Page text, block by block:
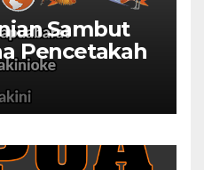
Sambut
Pencetakah
di Papua